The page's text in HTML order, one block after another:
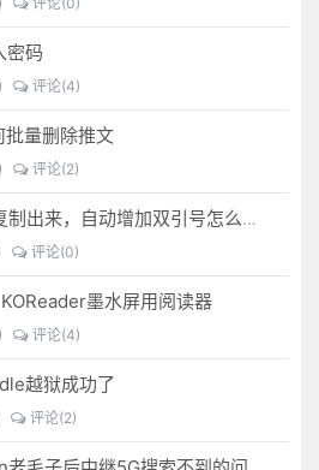
密码
评论(4)
量删除推文
评论(2)
EXCEL表格复制出来，自动增加双引号怎么解决？
评论(0)
KOReader墨水屏用阅读器
评论(4)
越狱成功了
评论(2)